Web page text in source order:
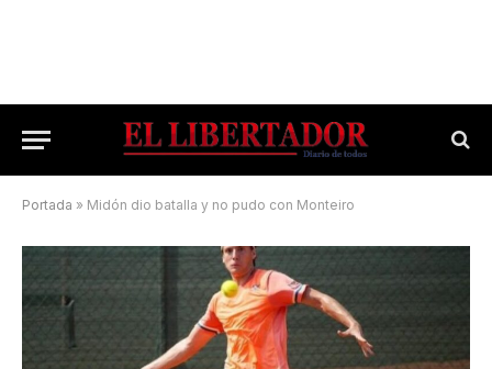
Portada » Midón dio batalla y no pudo con Monteiro